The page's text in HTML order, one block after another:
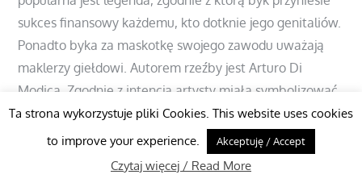
sukces finansowy każdemu, kto dotknie jego genitaliów.
Ponadto byka za maskotkę swojego zawodu uważają
maklerzy giełdowi. Autorem rzeźby jest Arturo Di
Modica. Zgodnie z intencją artysty miała symbolizować
„siłę i moc narodu amerykańskiego” oraz podniesienie
się i powrót do szybkiego rozwoju po kryzysie
giełdowym z 1987 roku, dlatego na miejsce jej
Ta strona wykorzystuje pliki Cookies. This website uses cookies
to improve your experience.
Akceptuję / Accept
Czytaj więcej / Read More